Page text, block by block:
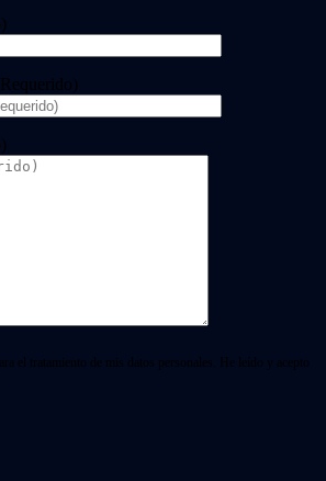
el tratamiento de mis datos personales. He leído y acepto